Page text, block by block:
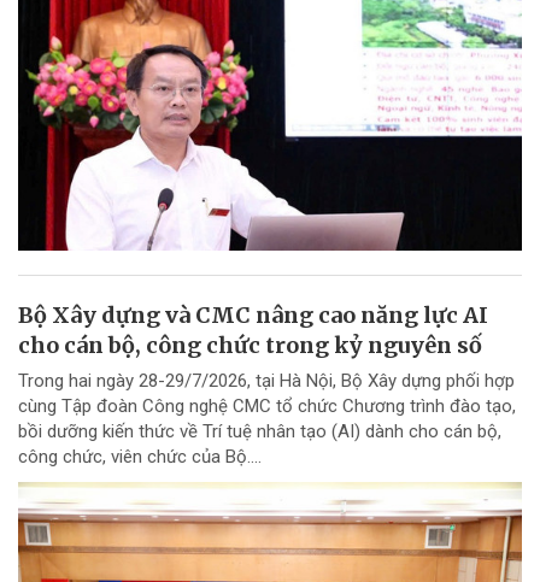
Bộ Xây dựng và CMC nâng cao năng lực AI
cho cán bộ, công chức trong kỷ nguyên số
Trong hai ngày 28-29/7/2026, tại Hà Nội, Bộ Xây dựng phối hợp
cùng Tập đoàn Công nghệ CMC tổ chức Chương trình đào tạo,
bồi dưỡng kiến thức về Trí tuệ nhân tạo (AI) dành cho cán bộ,
công chức, viên chức của Bộ....